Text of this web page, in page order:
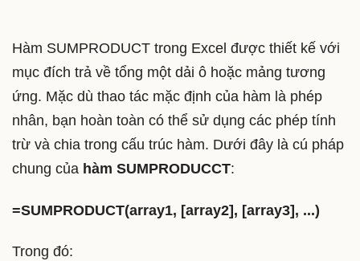
Hàm SUMPRODUCT trong Excel được thiết kế với
mục đích trả về tổng một dải ô hoặc mảng tương
ứng. Mặc dù thao tác mặc định của hàm là phép
nhân, bạn hoàn toàn có thể sử dụng các phép tính
trừ và chia trong cấu trúc hàm. Dưới đây là cú pháp
chung của hàm SUMPRODUCCT:
=SUMPRODUCT(array1, [array2], [array3], ...)
Trong đó: